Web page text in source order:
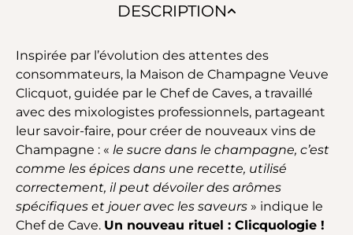
DESCRIPTION
Inspirée par l’évolution des attentes des
consommateurs, la Maison de Champagne Veuve
Clicquot, guidée par le Chef de Caves, a travaillé
avec des mixologistes professionnels, partageant
leur savoir-faire, pour créer de nouveaux vins de
Champagne : « le sucre dans le champagne, c’est
comme les épices dans une recette, utilisé
correctement, il peut dévoiler des arômes
spécifiques et jouer avec les saveurs » indique le
Chef de Cave. Un nouveau rituel : Clicquologie !